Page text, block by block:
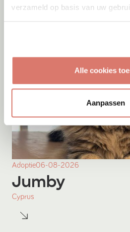
verzameld op basis van uw
Alle cookies
Aanpassen
Adoptie06-08-2026
Jumby
Cyprus